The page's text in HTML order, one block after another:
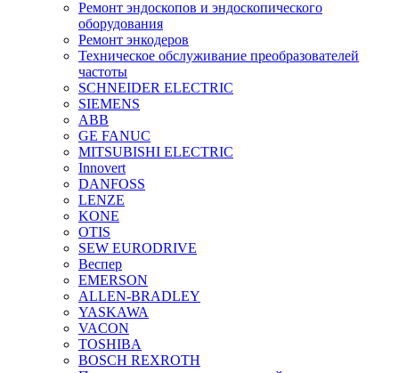
Ремонт эндоскопов и эндоскопического
оборудования
Ремонт энкодеров
Техническое обслуживание преобразователей
частоты
SCHNEIDER ELECTRIC
SIEMENS
ABB
GE FANUC
MITSUBISHI ELECTRIC
Innovert
DANFOSS
LENZE
KONE
OTIS
SEW EURODRIVE
Веспер
EMERSON
ALLEN-BRADLEY
YASKAWA
VACON
TOSHIBA
BOSCH REXROTH